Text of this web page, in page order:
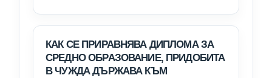
КАК СЕ ПРИРАВНЯВА ДИПЛОМА ЗА
СРЕДНО ОБРАЗОВАНИЕ, ПРИДОБИТА
В ЧУЖДА ДЪРЖАВА КЪМ